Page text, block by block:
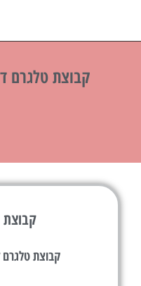
קבוצת טלגרם
קבוצת טלגרם